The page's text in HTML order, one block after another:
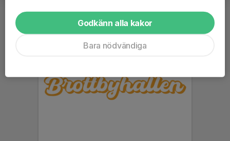
Godkänn alla kakor
Bara nödvändiga